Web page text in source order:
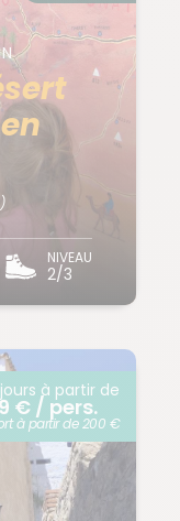
NIVEAU
2/3
à partir de
€ / pers.
à partir de 200 €